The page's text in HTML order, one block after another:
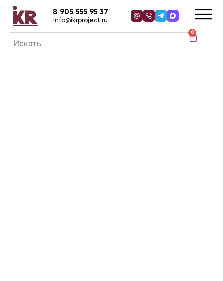
0
8 905 555 95 37
info@ikrproject.ru